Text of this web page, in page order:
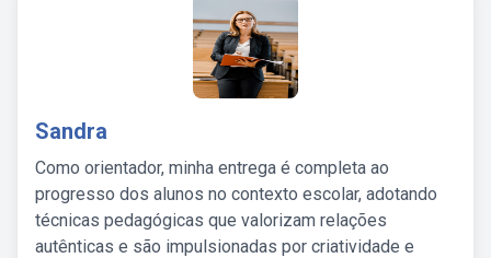
Sandra
Como orientador, minha entrega é completa ao
progresso dos alunos no contexto escolar, adotando
técnicas pedagógicas que valorizam relações
autênticas e são impulsionadas por criatividade e